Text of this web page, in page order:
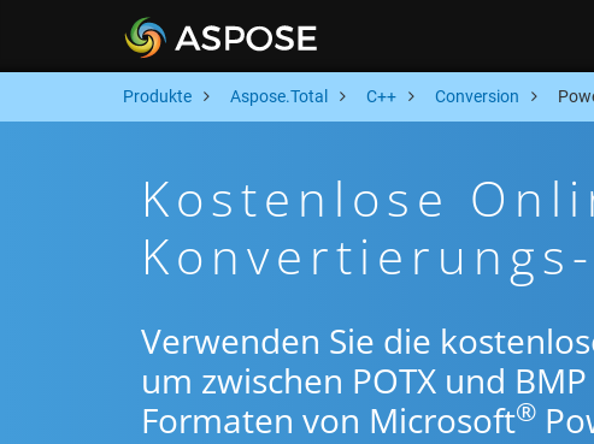
Produkte Aspose.Total C++ Conversion
Kostenlose
Verwenden Sie die
um zwischen POTX und
Formaten von Microsoft®